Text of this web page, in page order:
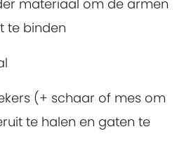
materiaal om de armen
te binden
(+ schaar of mes om
te halen en gaten te